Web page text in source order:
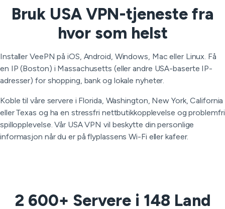
Bruk USA VPN-tjeneste fra
hvor som helst
Installer VeePN på iOS, Android, Windows, Mac eller Linux. Få
en IP (Boston) i Massachusetts (eller andre USA-baserte IP-
adresser) for shopping, bank og lokale nyheter.
Koble til våre servere i Florida, Washington, New York, California
eller Texas og ha en stressfri nettbutikkopplevelse og problemfri
spillopplevelse. Vår USA VPN vil beskytte din personlige
informasjon når du er på flyplassens Wi-Fi eller kafeer.
2 600+ Servere i 148 Land